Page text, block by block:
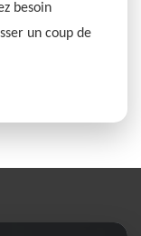
besoin
un coup de